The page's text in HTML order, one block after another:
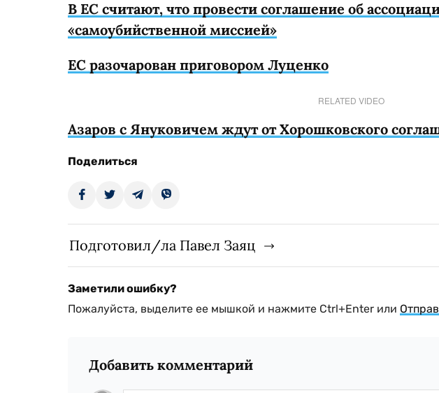
В ЕС считают, что провести соглашение об
«самоубийственной миссией»
ЕС разочарован приговором Луценко
RELATED VIDEO
Азаров с Януковичем ждут от Хорошковского
Поделиться
Подготовил/ла Павел Заяц
Заметили ошибку?
Пожалуйста, выделите ее мышкой и нажмите Ctrl+Enter или
Добавить комментарий